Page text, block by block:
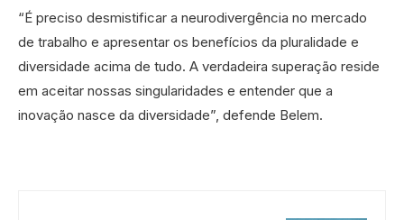
“É preciso desmistificar a neurodivergência no mercado
de trabalho e apresentar os benefícios da pluralidade e
diversidade acima de tudo. A verdadeira superação reside
em aceitar nossas singularidades e entender que a
inovação nasce da diversidade”, defende Belem.